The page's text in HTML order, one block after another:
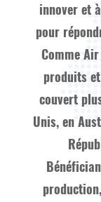
innover et
pour
Comme
produits
couvert
Unis, en